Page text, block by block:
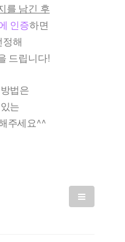
를 남긴 후
인증하면
해
드립니다!
법은
는
주세요^^